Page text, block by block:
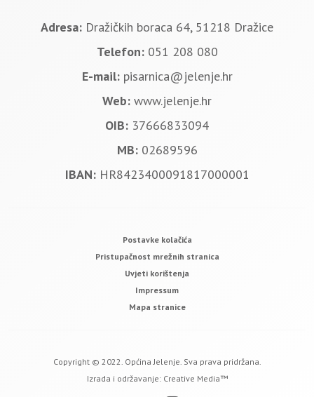
Adresa: Dražičkih boraca 64, 51218 Dražice
Telefon: 051 208 080
E-mail: pisarnica@jelenje.hr
Web: www.jelenje.hr
OIB: 37666833094
MB: 02689596
IBAN: HR8423400091817000001
Postavke kolačića
Pristupačnost mrežnih stranica
Uvjeti korištenja
Impressum
Mapa stranice
Copyright © 2022. Općina Jelenje. Sva prava pridržana.
Izrada i održavanje: Creative Media™